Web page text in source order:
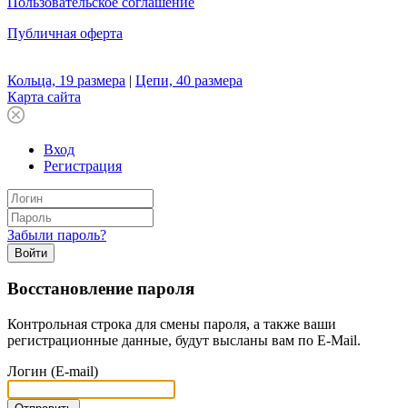
Публичная оферта
Кольца, 19 размера | Цепи, 40 размера
Карта сайта
Вход
Регистрация
Забыли пароль?
Войти
Восстановление пароля
Контрольная строка для смены пароля, а также ваши
регистрационные данные, будут высланы вам по E-Mail.
Логин (E-mail)